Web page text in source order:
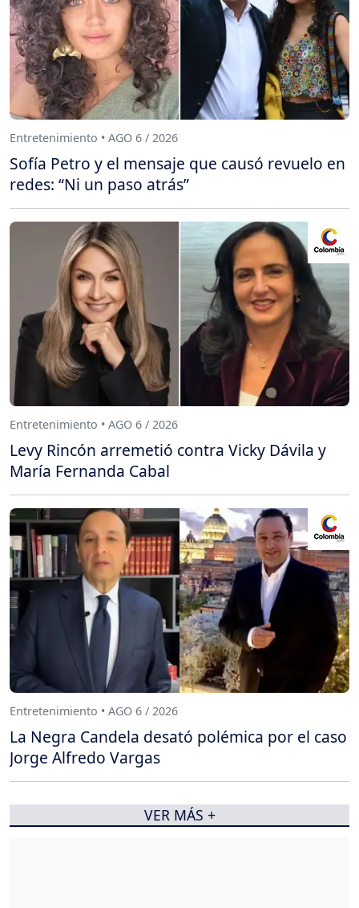
Entretenimiento • AGO 6 / 2026
Sofía Petro y el mensaje que causó revuelo en
redes: “Ni un paso atrás”
Entretenimiento • AGO 6 / 2026
Levy Rincón arremetió contra Vicky Dávila y
María Fernanda Cabal
Entretenimiento • AGO 6 / 2026
La Negra Candela desató polémica por el caso
Jorge Alfredo Vargas
VER MÁS +